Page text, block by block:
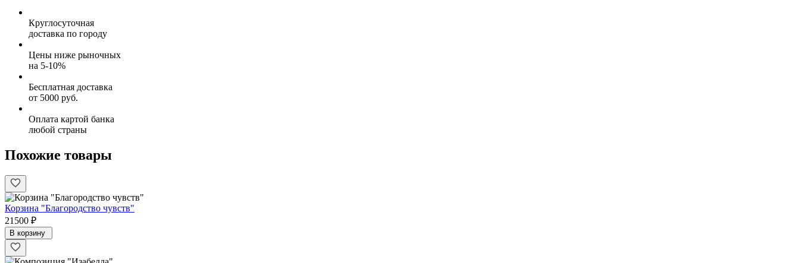
Круглосуточная
доставка по городу
Цены ниже рыночных
на 5-10%
Бесплатная доставка
от 5000 руб.
Оплата картой банка
любой страны
Похожие товары
Корзина "Благородство чувств"
21500 ₽
В корзину